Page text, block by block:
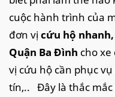
cuộc hành trình của
đơn vị cứu hộ
Quận Ba Đình cho
vị cứu hộ cần phục
tín,.. Đây là thắc